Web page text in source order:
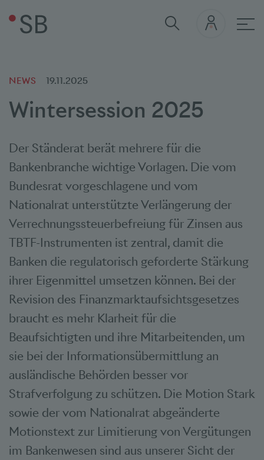
NEWS 19.11.2025
Wintersession 2025
Der Ständerat berät mehrere für die
Bankenbranche wichtige Vorlagen. Die vom
Bundesrat vorgeschlagene und vom
Nationalrat unterstützte Verlängerung der
Verrechnungssteuerbefreiung für Zinsen aus
TBTF-Instrumenten ist zentral, damit die
Banken die regulatorisch geforderte Stärkung
ihrer Eigenmittel umsetzen können. Bei der
Revision des Finanzmarktaufsichtsgesetzes
braucht es mehr Klarheit für die
Beaufsichtigten und ihre Mitarbeitenden, um
sie bei der Informationsübermittlung an
ausländische Behörden besser vor
Strafverfolgung zu schützen. Die Motion Stark
sowie der vom Nationalrat abgeänderte
Motionstext zur Limitierung von Vergütungen
im Bankenwesen sind aus unserer Sicht der